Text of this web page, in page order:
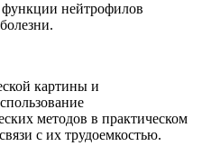
нейтрофилов
картины и
методов в практическом
с их трудоемкостью.